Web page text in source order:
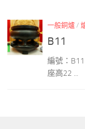
一般銅爐/
B11
編號：
座高22 ...